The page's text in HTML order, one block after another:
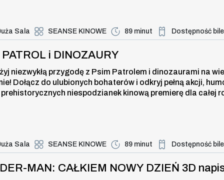
Sala SEANSE KINOWE 89 minut Dostępność
Duża dostępność
i DINOZAURY , 9 sierpnia
PATROL i DINOZAURY
niezwykłą przygodę z Psim Patrolem i dinozaurami na
Dołącz do ulubionych bohaterów i odkryj pełną akcji,
niespodzianek kinową premierę dla całej
Sala SEANSE KINOWE 89 minut Dostępność
Duża dostępność
MAN: CAŁKIEM NOWY DZIEŃ
MAN: CAŁKIEM NOWY DZIEŃ 3D